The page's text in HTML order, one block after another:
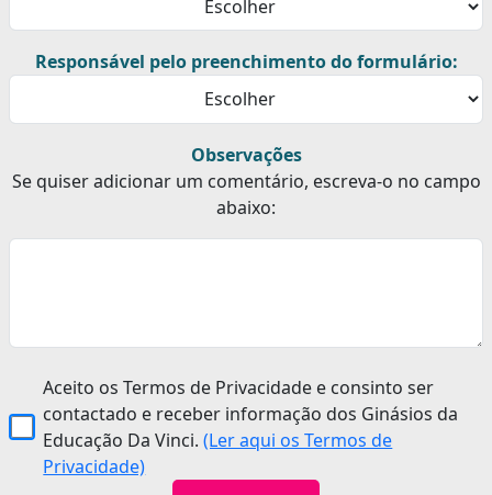
Responsável pelo preenchimento do formulário:
Observações
Se quiser adicionar um comentário, escreva-o no campo
abaixo:
Aceito os Termos de Privacidade e consinto ser
contactado e receber informação dos Ginásios da
Educação Da Vinci.(Ler aqui os Termos de
Privacidade)